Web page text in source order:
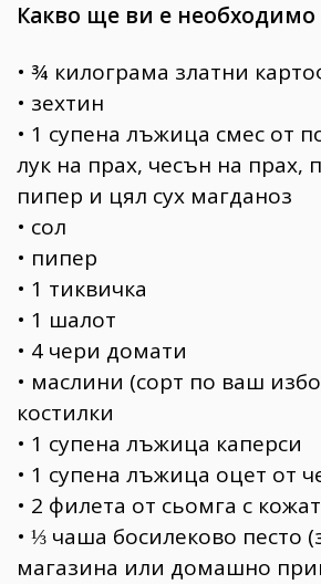
ПОСЛЕДВАЙТЕ
НИ
Какво ще ви е необходимо
• ¾ килограма златни
• зехтин
• 1 супена лъжица смес от
лук на прах, чесън на прах,
пипер и цял сух магданоз
• сол
• пипер
• 1 тиквичка
• 1 шалот
• 4 чери домати
• маслини (сорт по ваш
костилки
• 1 супена лъжица каперси
• 1 супена лъжица оцет от
• 2 филета от сьомга с
• ⅓ чаша босилеково песто
магазина или домашно